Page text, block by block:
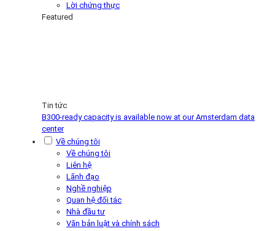
Lời chứng thực
Featured
Tin tức
B300-ready capacity is available now at our Amsterdam data
center
Về chúng tôi
Về chúng tôi
Liên hệ
Lãnh đạo
Nghề nghiệp
Quan hệ đối tác
Nhà đầu tư
Văn bản luật và chính sách